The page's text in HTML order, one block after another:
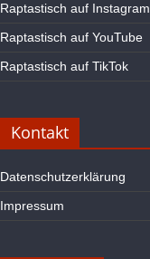
Raptastisch auf Instagram
Raptastisch auf YouTube
Raptastisch auf TikTok
Kontakt
Datenschutzerklärung
Impressum